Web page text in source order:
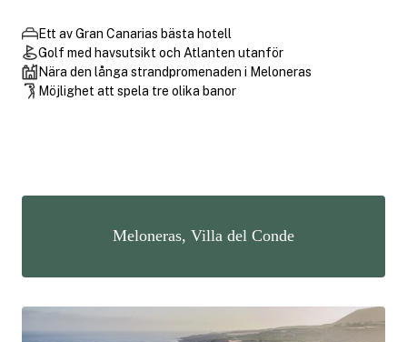
Ett av Gran Canarias bästa hotell
Golf med havsutsikt och Atlanten utanför
Nära den långa strandpromenaden i Meloneras
Möjlighet att spela tre olika banor
Meloneras, Villa del Conde